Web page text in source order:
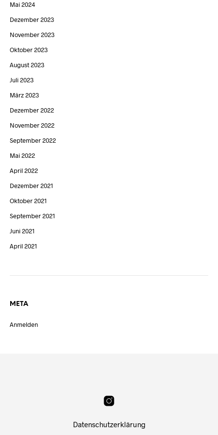
Mai 2024
Dezember 2023
November 2023
Oktober 2023
August 2023
Juli 2023
März 2023
Dezember 2022
November 2022
September 2022
Mai 2022
April 2022
Dezember 2021
Oktober 2021
September 2021
Juni 2021
April 2021
META
Anmelden
Datenschutzerklärung